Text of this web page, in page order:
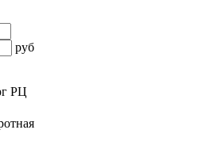
руб
РЦ